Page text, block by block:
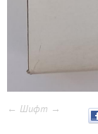
← Шифт →